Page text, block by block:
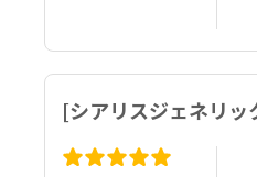
[シアリスジェネリ